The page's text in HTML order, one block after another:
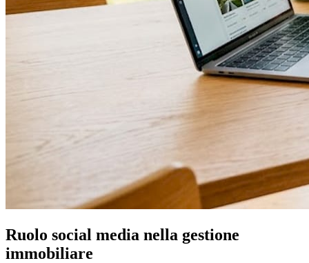
Ruolo social media nella gestione
immobiliare